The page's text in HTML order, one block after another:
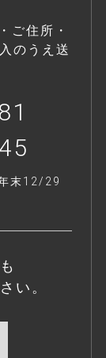
ご住所・
のうえ送
末12/29
い。